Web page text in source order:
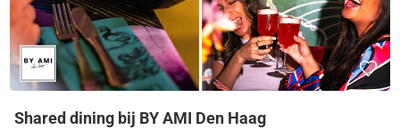
Shared dining bij BY AMI Den Haag